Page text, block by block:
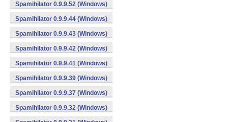
Spamihilator 0.9.9.52 (Windows)
Spamihilator 0.9.9.44 (Windows)
Spamihilator 0.9.9.43 (Windows)
Spamihilator 0.9.9.42 (Windows)
Spamihilator 0.9.9.41 (Windows)
Spamihilator 0.9.9.39 (Windows)
Spamihilator 0.9.9.37 (Windows)
Spamihilator 0.9.9.32 (Windows)